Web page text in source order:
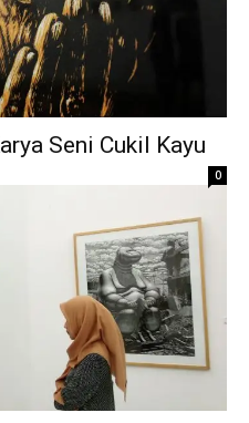
Seni Cukil Kayu
0